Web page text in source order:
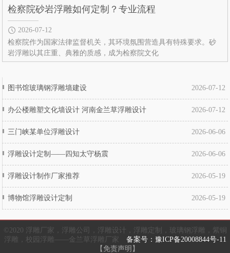
检察院砂岩浮雕如何定制？专业流程
2026-07-12
检察院作为国家法律监督机关，其环境氛围营造具有特殊要求。砂
岩浮雕以其庄重、典雅的质感，成为检察院文化
图书馆玻璃钢浮雕墙建设 2026-07-12
办公楼雕塑文化墙设计 河南金兰草浮雕设计 2026-07-12
三门峡某单位浮雕设计 2026-06-06
浮雕设计定制——四知太守杨震 2026-06-06
浮雕设计制作厂家推荐 2026-05-19
博物馆浮雕设计定制 2026-05-19
©2020 浮雕厂家，浮雕公司，浮雕设计，浮雕定制，玻璃钢浮雕，紫铜
浮雕，校园浮雕——金兰草浮雕厂家
备案号：豫ICP备20008844号-11
【免责声明】